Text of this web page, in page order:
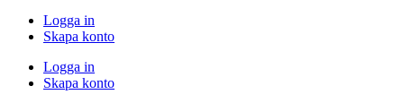
Logga in
Skapa konto
Logga in
Skapa konto